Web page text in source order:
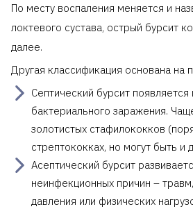
По месту воспаления меняется и
локтевого сустава, острый бурсит
далее.
Другая классификация основана на
Септический бурсит появляется
бактериального заражения.
золотистых стафилококков
стрептококках, но могут быть и
Асептический бурсит
неинфекционных причин –
давления или физических